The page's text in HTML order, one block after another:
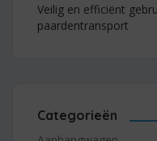
Veilig en efficiënt
paardentransport
Categorieën